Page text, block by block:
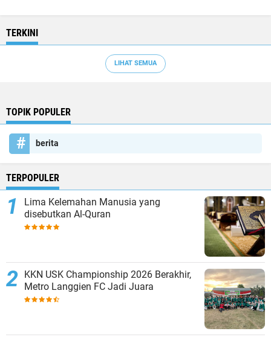
TERKINI
LIHAT SEMUA
TOPIK POPULER
berita
TERPOPULER
Lima Kelemahan Manusia yang
disebutkan Al-Quran
KKN USK Championship 2026 Berakhir,
Metro Langgien FC Jadi Juara